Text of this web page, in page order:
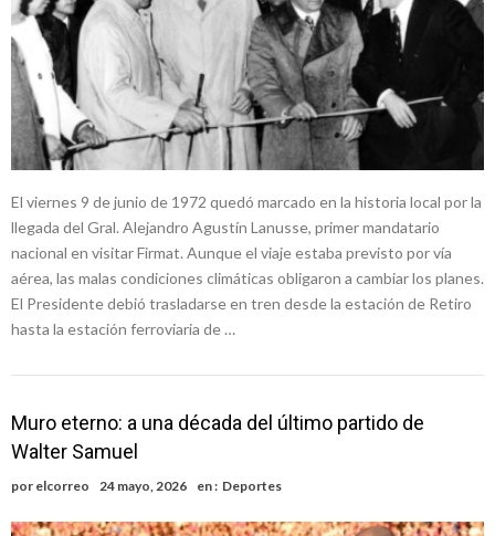
El viernes 9 de junio de 1972 quedó marcado en la historia local por la
llegada del Gral. Alejandro Agustín Lanusse, primer mandatario
nacional en visitar Firmat. Aunque el viaje estaba previsto por vía
aérea, las malas condiciones climáticas obligaron a cambiar los planes.
El Presidente debió trasladarse en tren desde la estación de Retiro
hasta la estación ferroviaria de …
Muro eterno: a una década del último partido de
Walter Samuel
por elcorreo 24 mayo, 2026 en : Deportes